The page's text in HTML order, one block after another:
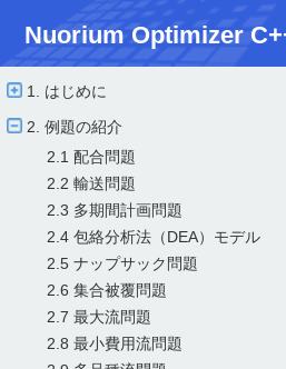
Nuorium Optimizer
1. はじめに
2. 例題の紹介
2.1 配合問題
2.2 輸送問題
2.3 多期間計画問題
2.4 包絡分析法（DEA）モデル
2.5 ナップサック問題
2.6 集合被覆問題
2.7 最大流問題
2.8 最小費用流問題